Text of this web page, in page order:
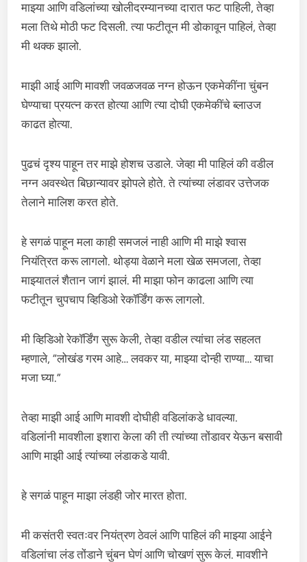
माझ्या आणि वडिलांच्या खोलीदरम्यानच्या दारात फट पाहिली, तेव्हा
मला तिथे मोठी फट दिसली. त्या फटीतून मी डोकावून पाहिलं, तेव्हा
मी थक्क झालो.
माझी आई आणि मावशी जवळजवळ नग्न होऊन एकमेकींना चुंबन
घेण्याचा प्रयत्न करत होत्या आणि त्या दोघी एकमेकींचे ब्लाउज
काढत होत्या.
पुढचं दृश्य पाहून तर माझे होशच उडाले. जेव्हा मी पाहिलं की वडील
नग्न अवस्थेत बिछान्यावर झोपले होते. ते त्यांच्या लंडावर उत्तेजक
तेलाने मालिश करत होते.
हे सगळं पाहून मला काही समजलं नाही आणि मी माझे श्वास
नियंत्रित करू लागलो. थोड्या वेळाने मला खेळ समजला, तेव्हा
माझ्यातलं शैतान जागं झालं. मी माझा फोन काढला आणि त्या
फटीतून चुपचाप व्हिडिओ रेकॉर्डिंग करू लागलो.
मी व्हिडिओ रेकॉर्डिंग सुरू केली, तेव्हा वडील त्यांचा लंड सहलत
म्हणाले, “लोखंड गरम आहे… लवकर या, माझ्या दोन्ही राण्या… याचा
मजा घ्या.”
तेव्हा माझी आई आणि मावशी दोघीही वडिलांकडे धावल्या.
वडिलांनी मावशीला इशारा केला की ती त्यांच्या तोंडावर येऊन बसावी
आणि माझी आई त्यांच्या लंडाकडे यावी.
हे सगळं पाहून माझा लंडही जोर मारत होता.
मी कसंतरी स्वतःवर नियंत्रण ठेवलं आणि पाहिलं की माझ्या आईने
वडिलांचा लंड तोंडाने चुंबन घेणं आणि चोखणं सुरू केलं. मावशीने